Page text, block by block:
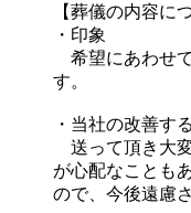
【葬儀の内容に
・印象
希望にあわせ
す。
・当社の改善す
送って頂き大
が心配なことも
ので、今後遠慮